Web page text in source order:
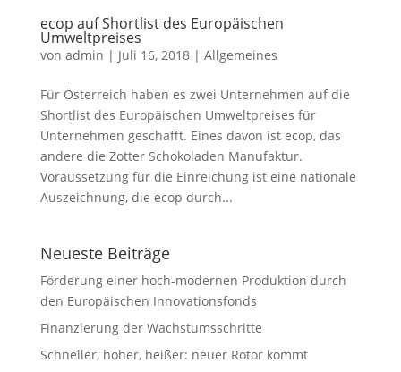
ecop auf Shortlist des Europäischen
Umweltpreises
von admin | Juli 16, 2018| Allgemeines
Für Österreich haben es zwei Unternehmen auf die
Shortlist des Europäischen Umweltpreises für
Unternehmen geschafft. Eines davon ist ecop, das
andere die Zotter Schokoladen Manufaktur.
Voraussetzung für die Einreichung ist eine nationale
Auszeichnung, die ecop durch...
Neueste Beiträge
Förderung einer hoch-modernen Produktion durch
den Europäischen Innovationsfonds
Finanzierung der Wachstumsschritte
Schneller, höher, heißer: neuer Rotor kommt